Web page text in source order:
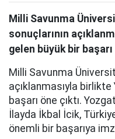
Milli Savunma
sonuçlarının
gelen büyük bir başarı
Milli Savunma
açıklanmasıyla
başarı öne çıktı.
İlayda İkbal İcik,
önemli bir başarıya